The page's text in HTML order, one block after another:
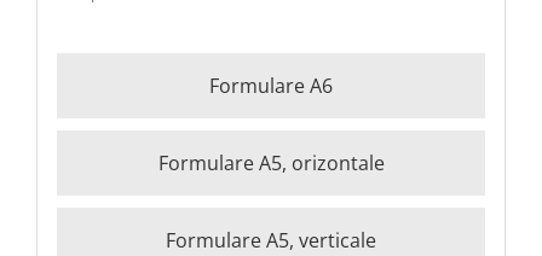
Formulare A6
Formulare A5, orizontale
Formulare A5, verticale